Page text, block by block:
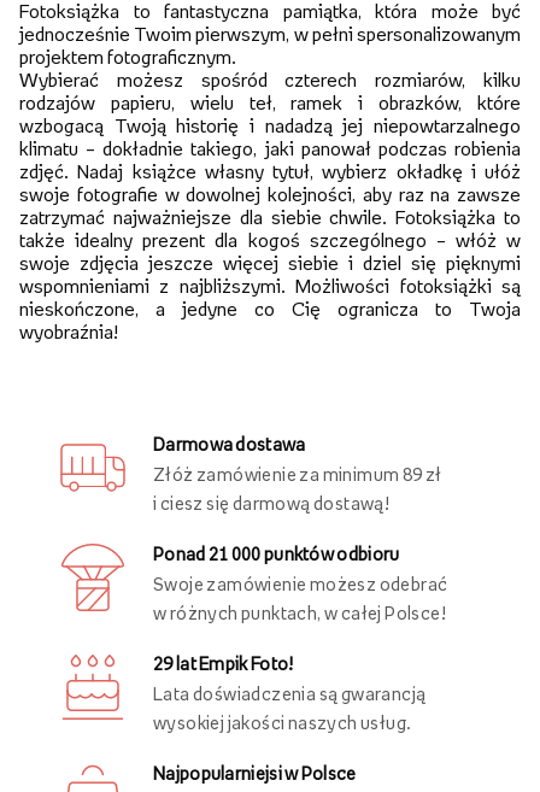
Fotoksiążka to fantastyczna pamiątka, która może być
jednocześnie Twoim pierwszym, w pełni spersonalizowanym
projektem fotograficznym.
Wybierać możesz spośród czterech rozmiarów, kilku
rodzajów papieru, wielu teł, ramek i obrazków, które
wzbogacą Twoją historię i nadadzą jej niepowtarzalnego
klimatu – dokładnie takiego, jaki panował podczas robienia
zdjęć. Nadaj książce własny tytuł, wybierz okładkę i ułóż
swoje fotografie w dowolnej kolejności, aby raz na zawsze
zatrzymać najważniejsze dla siebie chwile. Fotoksiążka to
także idealny prezent dla kogoś szczególnego – włóż w
swoje zdjęcia jeszcze więcej siebie i dziel się pięknymi
wspomnieniami z najbliższymi. Możliwości fotoksiążki są
nieskończone, a jedyne co Cię ogranicza to Twoja
wyobraźnia!
Darmowa dostawa
Złóż zamówienie za minimum 89 zł
i ciesz się darmową dostawą!
Ponad 21 000 punktów odbioru
Swoje zamówienie możesz odebrać
w różnych punktach, w całej Polsce!
29 lat Empik Foto!
Lata doświadczenia są gwarancją
wysokiej jakości naszych usług.
Najpopularniejsi w Polsce